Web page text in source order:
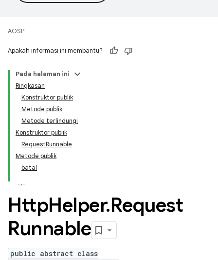
AOSP
Apakah informasi ini membantu?
Pada halaman ini
Ringkasan
Konstruktor publik
Metode publik
Metode terlindungi
Konstruktor publik
RequestRunnable
Metode publik
batal
HttpHelper.Request
Runnable
public abstract class